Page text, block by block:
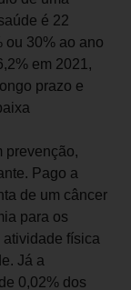
é 22
ou 30% ao ano
em 2021,
prazo e
prevenção,
Pago a
de um câncer
para os
física
Já a
0,02% dos